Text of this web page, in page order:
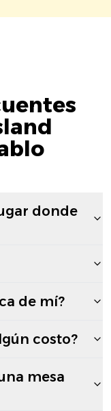
donde
de mí?
costo?
mesa